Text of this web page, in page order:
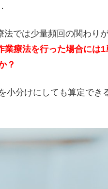
では少量頻回の関わり
療法を行った場合には
？
小分けにしても算定でき